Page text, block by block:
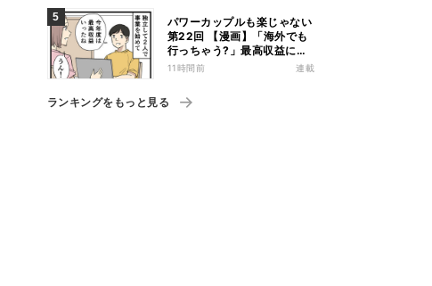
パワーカップルも楽じゃない
第22回 【漫画】「海外でも
行っちゃう?」最高収益に喜
ぶ夫婦、直後に届いた“通知
11時間前 連載
ランキングをもっと見る